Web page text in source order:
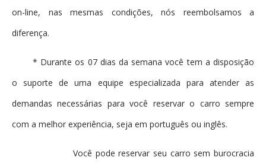
on-line, nas mesmas condições, nós reembolsamos a
diferença.
* Durante os 07 dias da semana você tem a disposição
o suporte de uma equipe especializada para atender as
demandas necessárias para você reservar o carro sempre
com a melhor experiência, seja em português ou inglês.
Você pode reservar seu carro sem burocracia